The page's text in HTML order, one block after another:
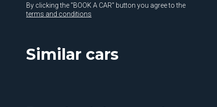
By clicking the "BOOK A CAR" button you agree to the
terms and conditions
Similar cars